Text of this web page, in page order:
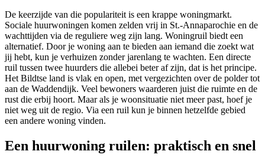
De keerzijde van die populariteit is een krappe woningmarkt.
Sociale huurwoningen komen zelden vrij in St.-Annaparochie en de
wachttijden via de reguliere weg zijn lang. Woningruil biedt een
alternatief. Door je woning aan te bieden aan iemand die zoekt wat
jij hebt, kun je verhuizen zonder jarenlang te wachten. Een directe
ruil tussen twee huurders die allebei beter af zijn, dat is het principe.
Het Bildtse land is vlak en open, met vergezichten over de polder tot
aan de Waddendijk. Veel bewoners waarderen juist die ruimte en de
rust die erbij hoort. Maar als je woonsituatie niet meer past, hoef je
niet weg uit de regio. Via een ruil kun je binnen hetzelfde gebied
een andere woning vinden.
Een huurwoning ruilen: praktisch en snel